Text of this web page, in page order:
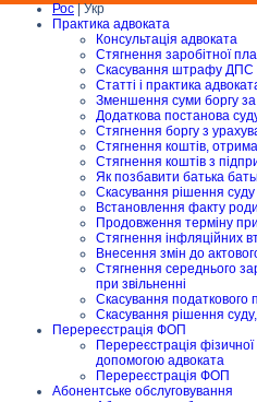
Рос| Укр
Практика адвоката
Консультація адвоката
Стягнення заробітної
Скасування штрафу ДПС
Статті і практика
Зменшення суми боргу за
Додаткова постанова
Стягнення боргу з
Стягнення коштів,
Стягнення коштів з
Як позбавити батька
Скасування рішення
Встановлення факту
Продовження терміну
Стягнення інфляційних
Внесення змін до
Стягнення середнього
при звільненні
Скасування податкового
Скасування рішення
Перереєстрація ФОП
Перереєстрація
допомогою адвоката
Перереєстрація ФОП
Абонентське обслуговування